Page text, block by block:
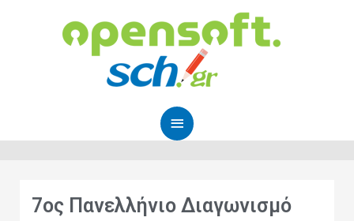
περιεχόμενο
Μενού
7ος Πανελλήνιο Διαγωνισμό